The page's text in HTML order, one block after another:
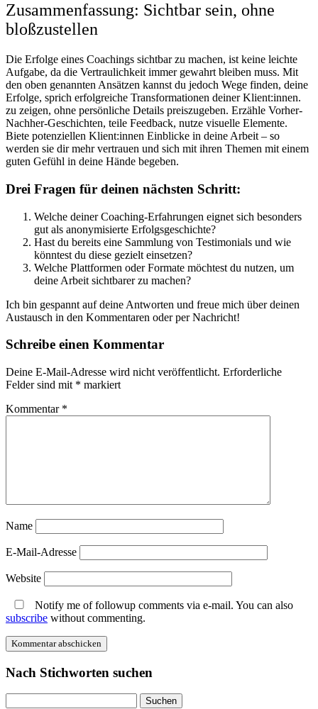
Zusammenfassung: Sichtbar sein, ohne
bloßzustellen
Die Erfolge eines Coachings sichtbar zu machen, ist keine leichte
Aufgabe, da die Vertraulichkeit immer gewahrt bleiben muss. Mit
den oben genannten Ansätzen kannst du jedoch Wege finden, deine
Erfolge, sprich erfolgreiche Transformationen deiner Klient:innen.
zu zeigen, ohne persönliche Details preiszugeben. Erzähle Vorher-
Nachher-Geschichten, teile Feedback, nutze visuelle Elemente.
Biete potenziellen Klient:innen Einblicke in deine Arbeit – so
werden sie dir mehr vertrauen und sich mit ihren Themen mit einem
guten Gefühl in deine Hände begeben.
Drei Fragen für deinen nächsten Schritt:
Welche deiner Coaching-Erfahrungen eignet sich besonders
gut als anonymisierte Erfolgsgeschichte?
Hast du bereits eine Sammlung von Testimonials und wie
könntest du diese gezielt einsetzen?
Welche Plattformen oder Formate möchtest du nutzen, um
deine Arbeit sichtbarer zu machen?
Ich bin gespannt auf deine Antworten und freue mich über deinen
Austausch in den Kommentaren oder per Nachricht!
Schreibe einen Kommentar
Deine E-Mail-Adresse wird nicht veröffentlicht. Erforderliche
Felder sind mit * markiert
Kommentar *
Name
E-Mail-Adresse
Website
Notify me of followup comments via e-mail. You can also
subscribe without commenting.
Nach Stichworten suchen